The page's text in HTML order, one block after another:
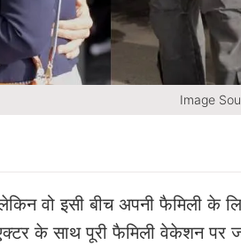
Image
वो इसी बीच अपनी फैमिली के
के साथ पूरी फैमिली वेकेशन पर